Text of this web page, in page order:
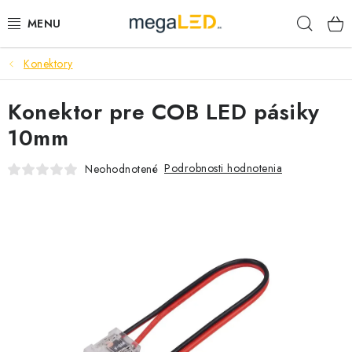
na
PRIEMYSEL
SVIETIDLÁ
ŽIAROVKY A TRUBICE
Konektory
Konektor pre COB LED pásiky
10mm
Neohodnotené Podrobnosti hodnotenia